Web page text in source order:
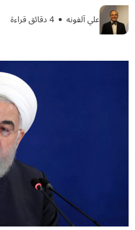
علي آلفونه 4 دقائق قراءة